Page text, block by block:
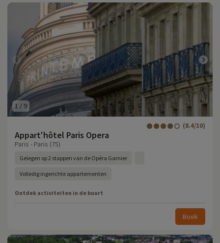
1 / 9
Appart'hôtel Paris Opera
(8.4/10)
Paris - Paris (75)
Gelegen op 2 stappen van de Opéra Garnier
Volledig ingerichte appartementen
Ontdek activiteiten in de buurt
Boek